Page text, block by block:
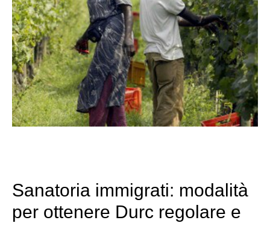
Sanatoria immigrati: modalità
per ottenere Durc regolare e